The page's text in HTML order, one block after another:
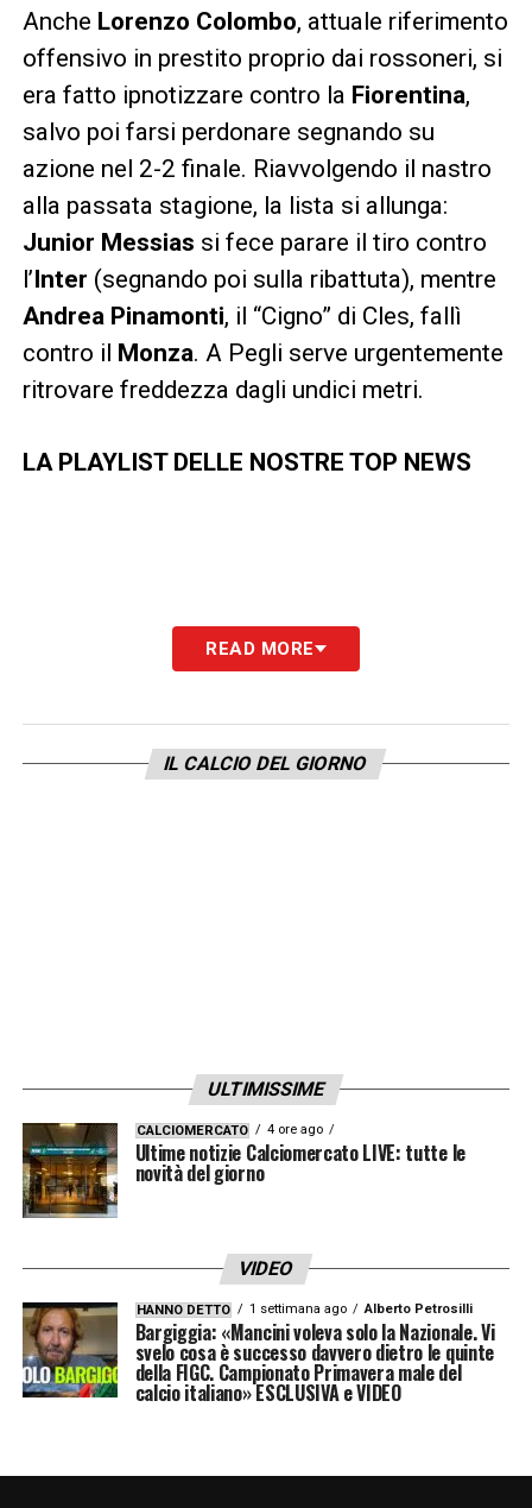
Anche Lorenzo Colombo, attuale riferimento
offensivo in prestito proprio dai rossoneri, si
era fatto ipnotizzare contro la Fiorentina,
salvo poi farsi perdonare segnando su
azione nel 2-2 finale. Riavvolgendo il nastro
alla passata stagione, la lista si allunga:
Junior Messias si fece parare il tiro contro
l’Inter (segnando poi sulla ribattuta), mentre
Andrea Pinamonti, il “Cigno” di Cles, fallì
contro il Monza. A Pegli serve urgentemente
ritrovare freddezza dagli undici metri.
LA PLAYLIST DELLE NOSTRE TOP NEWS
READ MORE
IL CALCIO DEL GIORNO
ULTIMISSIME
CALCIOMERCATO 4 ore ago
Ultime notizie Calciomercato LIVE: tutte le
novità del giorno
VIDEO
HANNO DETTO 1 settimana ago Alberto Petrosilli
Bargiggia: «Mancini voleva solo la Nazionale. Vi
svelo cosa è successo davvero dietro le quinte
della FIGC. Campionato Primavera male del
calcio italiano» ESCLUSIVA e VIDEO